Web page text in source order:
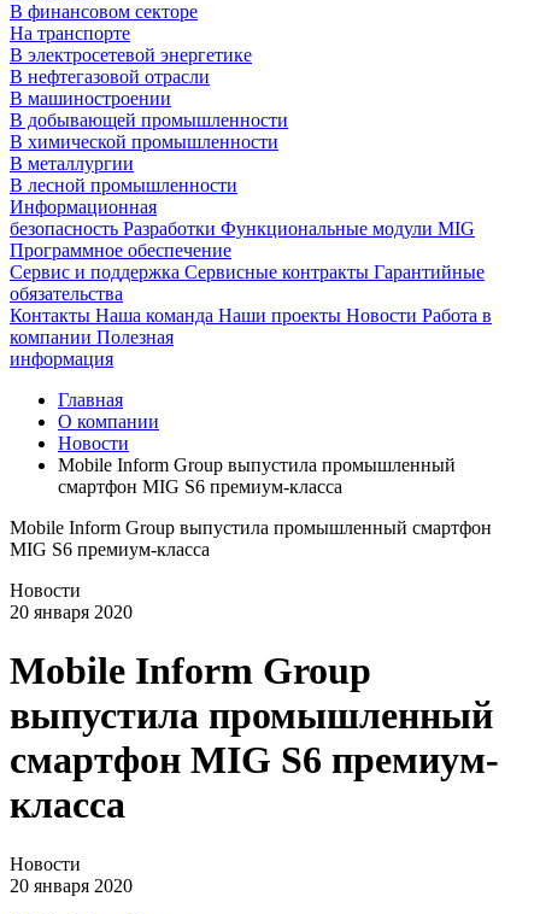
В финансовом секторе
На транспорте
В электросетевой энергетике
В нефтегазовой отрасли
В машиностроении
В добывающей промышленности
В химической промышленности
В металлургии
В лесной промышленности
Информационная
безопасность Разработки Функциональные модули MIG
Программное обеспечение
Сервис и поддержка Сервисные контракты Гарантийные
обязательства
Контакты Наша команда Наши проекты Новости Работа в
компании Полезная
информация
Главная
О компании
Новости
Mobile Inform Group выпустила промышленный
смартфон MIG S6 премиум-класса
Mobile Inform Group выпустила промышленный смартфон
MIG S6 премиум-класса
Новости
20 января 2020
Mobile Inform Group
выпустила промышленный
смартфон MIG S6 премиум-
класса
Новости
20 января 2020